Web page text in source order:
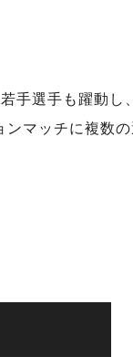
選手も躍動し
マッチに複数